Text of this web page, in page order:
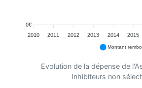
0€
2010
2011 2012 2013 2014 2015
Montant
Evolution de la dépense de
Inhibiteurs non